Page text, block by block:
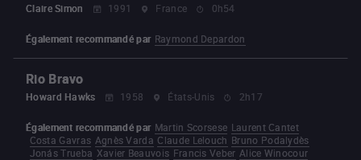
Claire Simon 1991 France 0h54
Également recommandé par Raymond Depardon
Rio Bravo
Howard Hawks 1958 États-Unis 2h17
Également recommandé par Martin Scorsese Laurent Cantet
Costa Gavras Agnès Varda Claude Lelouch Bruno Podalydès
Jonás Trueba Xavier Beauvois Francis Veber Alice Winocour